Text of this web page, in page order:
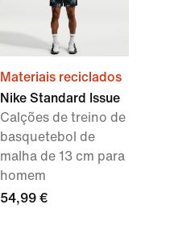
Materiais reciclados
Nike Standard Issue
Calções de treino de
basquetebol de
malha de 13 cm para
homem
54,99 €